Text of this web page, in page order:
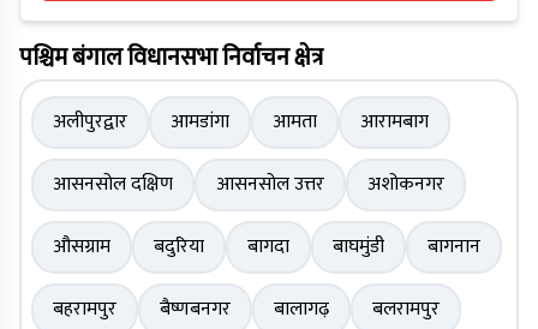
पश्चिम बंगाल विधानसभा निर्वाचन क्षेत्र
अलीपुरद्वार आमडांगा आमता
आरामबाग
आसनसोल दक्षिण
आसनसोल उत्तर
अशोकनगर
औसग्राम
बदुरिया बागदा बाघमुंडी
बागनान
बहरामपुर
बैष्णबनगर बालागढ़
बलरामपुर